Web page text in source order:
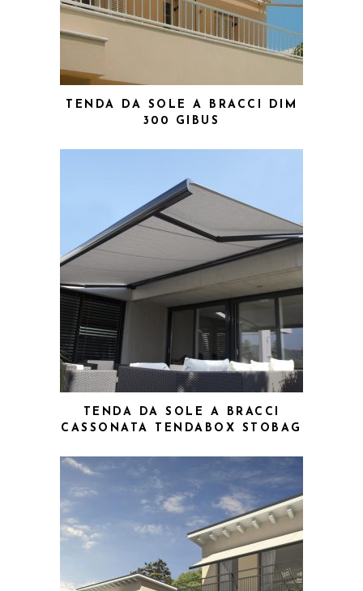
TENDA DA SOLE A BRACCI DIM
300 GIBUS
TENDA DA SOLE A BRACCI
CASSONATA TENDABOX STOBAG